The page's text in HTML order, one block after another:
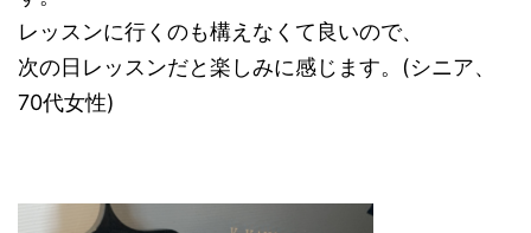
レッスンに行くのも構えなくて良いので、
次の日レッスンだと楽しみに感じます。(シニア、
70代女性)